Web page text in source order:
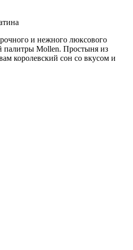
и нежного люксового
палитры Mollen. Простыня из
королевский сон со вкусом и